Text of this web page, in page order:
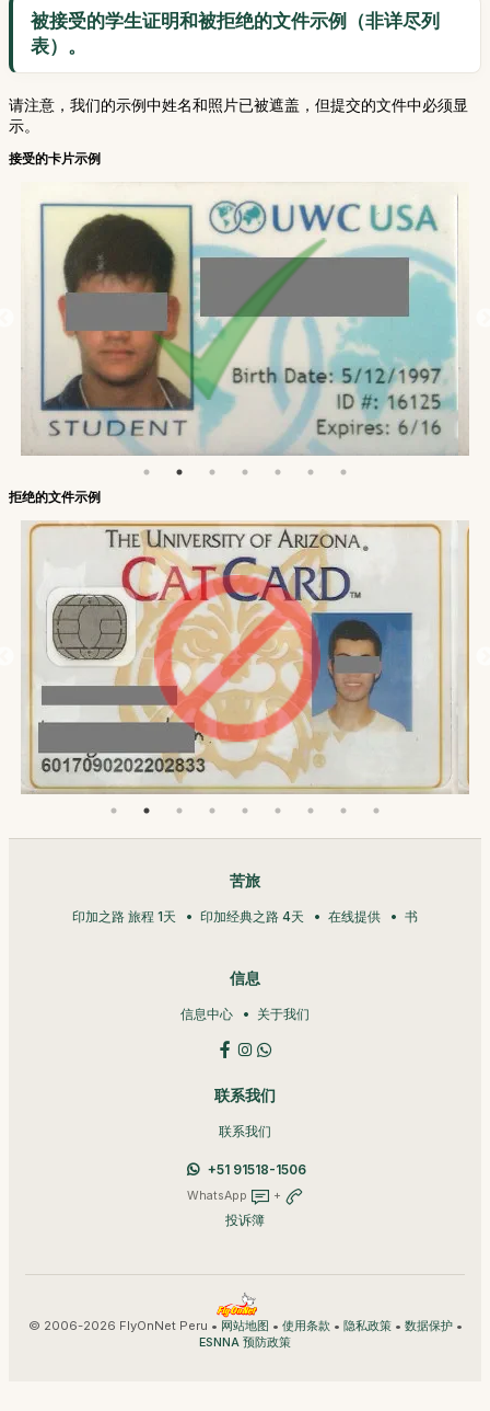
被接受的学生证明和被拒绝的文件示例（非详尽列
表）。
请注意，我们的示例中姓名和照片已被遮盖，但提交的文件中必须显
示。
接受的卡片示例
拒绝的文件示例
苦旅
印加之路 旅程 1天 印加经典之路 4天 在线提供 书
信息
信息中心 关于我们
联系我们
联系我们
+51 91518-1506
WhatsApp +
投诉簿
© 2006-2026 FlyOnNet Peru • 网站地图 • 使用条款 • 隐私政策• 数据保护•
ESNNA 预防政策